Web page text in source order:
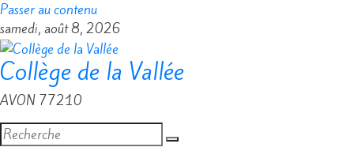
Passer au contenu
samedi, août 8, 2026
Collège de la Vallée
AVON 77210